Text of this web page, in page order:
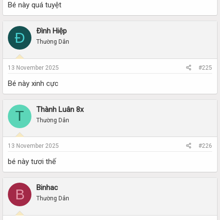
Bé này quá tuyệt
Đ Đình Hiệp
Thường Dân
13 November 2025 #225
Bé này xinh cực
T Thành Luân 8x
Thường Dân
13 November 2025 #226
bé này tươi thế
B Binhac
Thường Dân